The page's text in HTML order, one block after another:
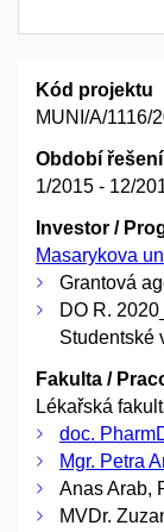
Kód projektu
MUNI/A/1116/
Období řešení
1/2015 - 12/
Investor /
Masarykova
Grantová
DO R.
Studentské
Fakulta /
Lékařská
doc.
Mgr. Petra
Anas Arab,
MVDr.